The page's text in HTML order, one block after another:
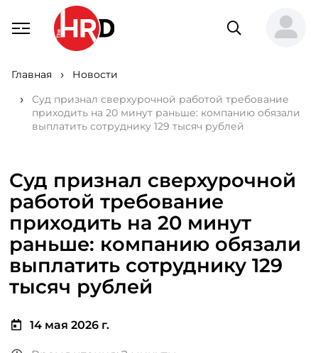
Главная
Новости
Суд признал сверхурочной работой требование
приходить на 20 минут раньше: компанию обязали
выплатить сотруднику 129 тысяч рублей
Суд признал сверхурочной
работой требование
приходить на 20 минут
раньше: компанию обязали
выплатить сотруднику 129
тысяч рублей
14 мая 2026 г.